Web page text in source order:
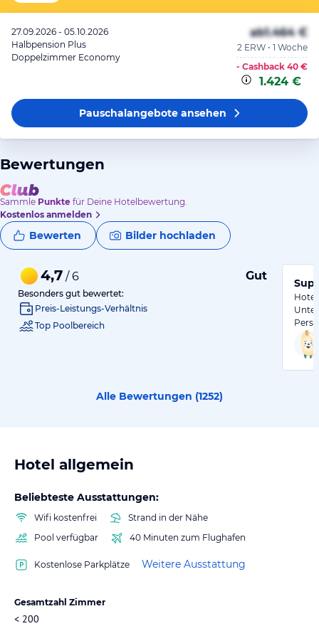
27.09.2026 - 05.10.2026
Halbpension Plus
Doppelzimmer Economy
ab1.464 €
2 ERW • 1 Woche
- Cashback 40 €
1.424 €
Pauschalangeboteansehen
Bewertungen
Sammle Punkte für Deine Hotelbewertung.
Kostenlos anmelden
Bewerten Bilder hochladen
4,7 / 6 Gut
Besonders gut bewertet:
Preis-Leistungs-Verhältnis
Top Poolbereich
Hotel
Alle Bewertungen (1252)
Hotel allgemein
Beliebteste Ausstattungen:
Wifi kostenfrei
Strand in der Nähe
Pool verfügbar
40 Minuten zum Flughafen
Kostenlose Parkplätze Weitere Ausstattung
Gesamtzahl Zimmer
< 200